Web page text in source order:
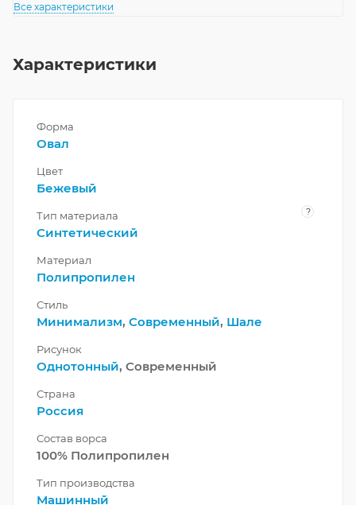
Все характеристики
Характеристики
Форма
Овал
Цвет
Бежевый
Тип материала ?
Синтетический
Материал
Полипропилен
Стиль
Минимализм, Современный, Шале
Рисунок
Однотонный, Современный
Страна
Россия
Состав ворса
100% Полипропилен
Тип производства
Машинный